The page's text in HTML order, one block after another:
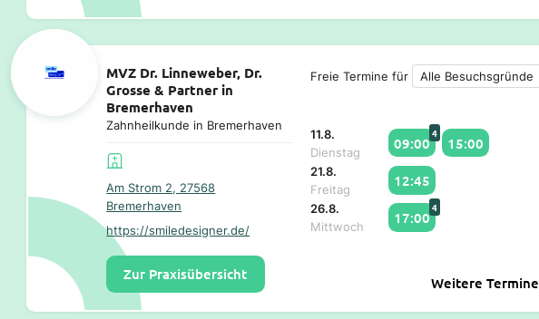
MVZ Dr. Linneweber, Dr.
Grosse & Partner in
Bremerhaven
Zahnheilkunde in Bremerhaven
Am Strom 2, 27568
Bremerhaven
https://smiledesigner.de/
Zur Praxisübersicht
Freie Termine für
11.8.
Dienstag
09:00
4
15:00
21.8.
Freitag
12:45
26.8.
Mittwoch
17:00
4
Weitere Termine